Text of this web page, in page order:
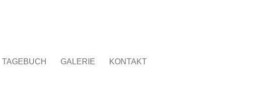
TAGEBUCH GALERIE KONTAKT